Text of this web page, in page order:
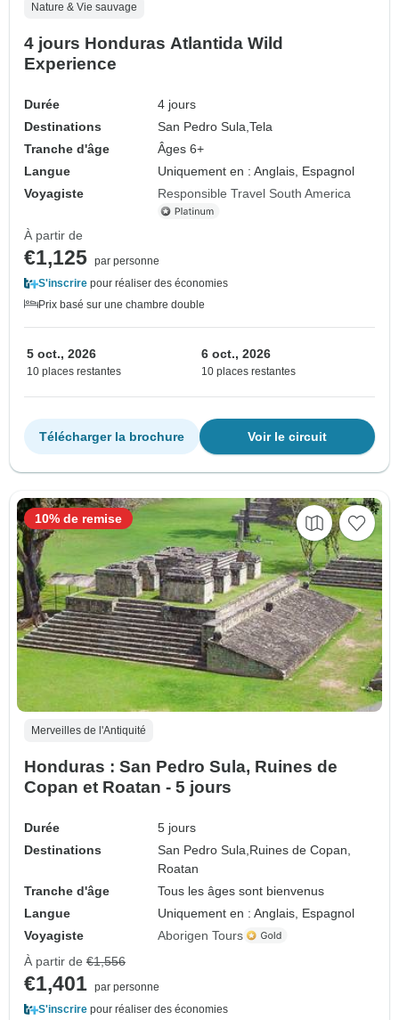
Nature & Vie sauvage
4 jours Honduras Atlantida Wild
Experience
Durée
4 jours
Destinations
San Pedro Sula,Tela
Tranche d'âge
Âges 6+
Langue
Uniquement en : Anglais, Espagnol
Voyagiste
Responsible Travel South America
À partir de
€1,125 par personne
S'inscrire pour réaliser des économies
Prix basé sur une chambre double
5 oct., 2026
10 places restantes
6 oct., 2026
10 places restantes
Voir le circuit
Télécharger la brochure
Merveilles de l'Antiquité
Honduras : San Pedro Sula, Ruines de
Copan et Roatan - 5 jours
Durée
5 jours
Destinations
San Pedro Sula, Ruines de Copan,
Roatan
Tranche d'âge
Tous les âges sont bienvenus
Langue
Uniquement en : Anglais, Espagnol
Voyagiste
Aborigen Tours
10% de remise
À partir de €1,556
€1,401 par personne
S'inscrire pour réaliser des économies